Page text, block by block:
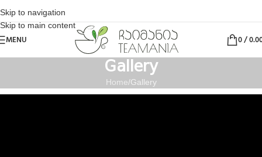
Skip to navigation
Skip to main content
MENU 0/
Gallery
Home Gallery